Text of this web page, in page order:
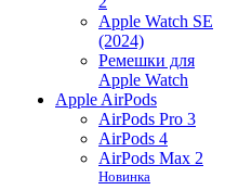
Apple Watch SE
(2024)
Ремешки для
Apple Watch
Apple AirPods
AirPods Pro 3
AirPods 4
AirPods Max 2
Новинка